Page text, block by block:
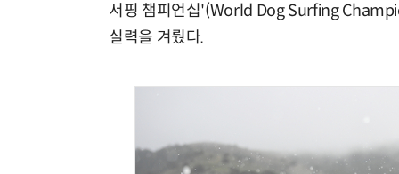
서핑 챔피언십'(World Dog Surfing
실력을 겨뤘다.